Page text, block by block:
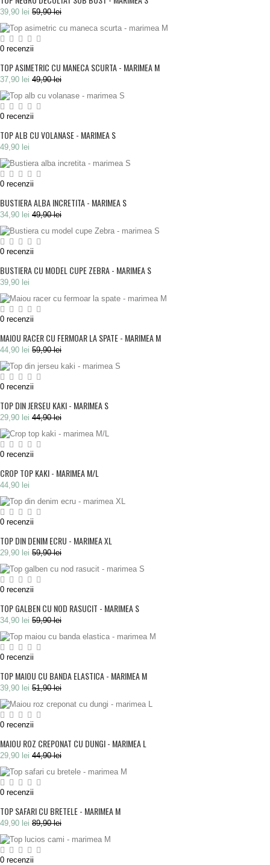
39,90 lei 59,90 lei
0 recenzii
TOP ASIMETRIC CU MANECA SCURTA - MARIMEA M
37,90 lei 49,90 lei
0 recenzii
TOP ALB CU VOLANASE - MARIMEA S
49,90 lei
0 recenzii
BUSTIERA ALBA INCRETITA - MARIMEA S
34,90 lei 49,90 lei
0 recenzii
BUSTIERA CU MODEL CUPE ZEBRA - MARIMEA S
39,90 lei
0 recenzii
MAIOU RACER CU FERMOAR LA SPATE - MARIMEA M
44,90 lei 59,90 lei
0 recenzii
TOP DIN JERSEU KAKI - MARIMEA S
29,90 lei 44,90 lei
0 recenzii
CROP TOP KAKI - MARIMEA M/L
44,90 lei
0 recenzii
TOP DIN DENIM ECRU - MARIMEA XL
29,90 lei 59,90 lei
0 recenzii
TOP GALBEN CU NOD RASUCIT - MARIMEA S
34,90 lei 59,90 lei
0 recenzii
TOP MAIOU CU BANDA ELASTICA - MARIMEA M
39,90 lei 51,90 lei
0 recenzii
MAIOU ROZ CREPONAT CU DUNGI - MARIMEA L
29,90 lei 44,90 lei
0 recenzii
TOP SAFARI CU BRETELE - MARIMEA M
49,90 lei 89,90 lei
0 recenzii